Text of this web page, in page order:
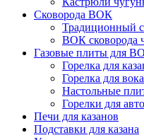
Сковорода ВОК
Традиционный
ВОК сковорода
Газовые плиты для
Горелка для
Горелка для вока
Настольные
Горелки для
Печи для казанов
Подставки для казана